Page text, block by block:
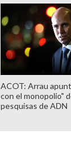
ACOT: Arrau
con el monopolio"
pesquisas de ADN